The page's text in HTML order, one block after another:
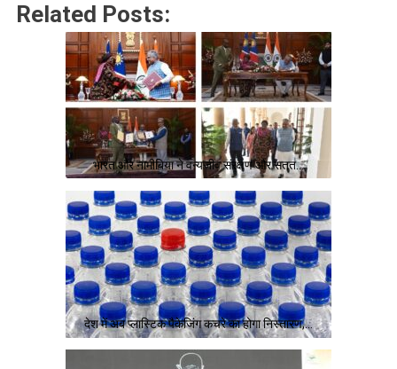
Related Posts:
भारत और नामीबिया ने वन्यजीव संरक्षण और सतत…
देश में अब प्लास्टिक पैकेजिंग कचरे का होगा निस्तारण,…